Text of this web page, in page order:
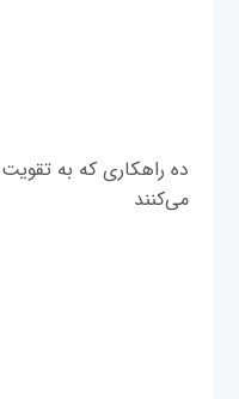
ده راهکاری که به
می‌کنند